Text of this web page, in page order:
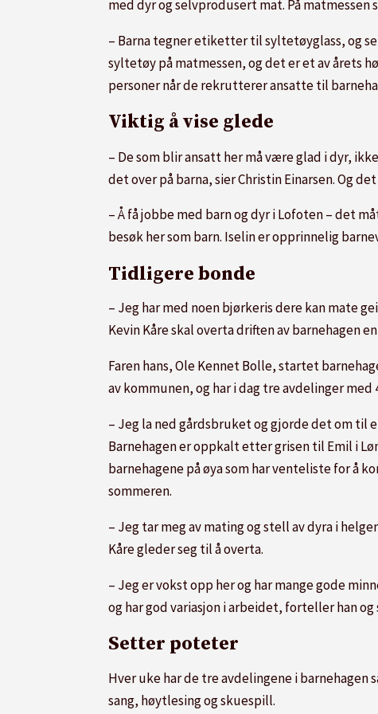
med dyr og selvprodusert mat. På
– Barna tegner etiketter til syltetøyglass, og
syltetøy på matmessen, og det er et av årets
personer når de rekrutterer ansatte til
Viktig å vise glede
– De som blir ansatt her må være glad i dyr,
det over på barna, sier Christin Einarsen. Og
– Å få jobbe med barn og dyr i Lofoten – det
besøk her som barn. Iselin er opprinnelig
Tidligere bonde
– Jeg har med noen bjørkeris dere kan mate
Kevin Kåre skal overta driften av barnehagen
Faren hans, Ole Kennet Bolle, startet
av kommunen, og har i dag tre avdelinger med
– Jeg la ned gårdsbruket og gjorde det om til
Barnehagen er oppkalt etter grisen til Emil i
barnehagene på øya som har venteliste for å
sommeren.
– Jeg tar meg av mating og stell av dyra i
Kåre gleder seg til å overta.
– Jeg er vokst opp her og har mange gode
og har god variasjon i arbeidet, forteller han
Setter poteter
Hver uke har de tre avdelingene i barnehagen
sang, høytlesing og skuespill.